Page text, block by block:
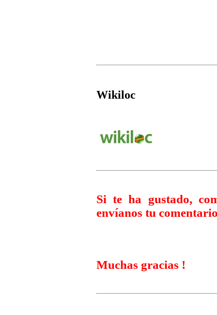
Wikiloc
Si te ha gustado,
envíanos tu
Muchas gracias !